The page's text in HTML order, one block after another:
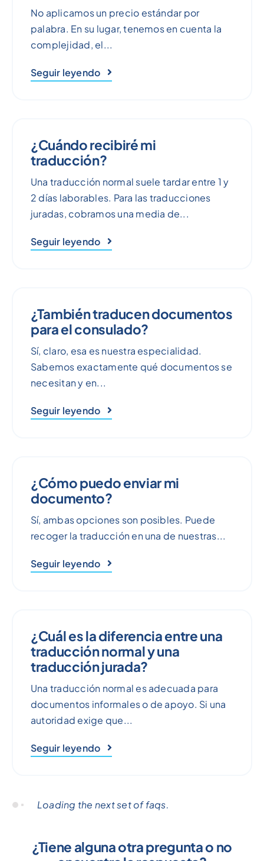
No aplicamos un precio estándar por
palabra. En su lugar, tenemos en cuenta la
complejidad, el...
Seguir leyendo
¿Cuándo recibiré mi
traducción?
Una traducción normal suele tardar entre 1 y
2 días laborables. Para las traducciones
juradas, cobramos una media de...
Seguir leyendo
¿También traducen documentos
para el consulado?
Sí, claro, esa es nuestra especialidad.
Sabemos exactamente qué documentos se
necesitan y en...
Seguir leyendo
¿Cómo puedo enviar mi
documento?
Sí, ambas opciones son posibles. Puede
recoger la traducción en una de nuestras...
Seguir leyendo
¿Cuál es la diferencia entre una
traducción normal y una
traducción jurada?
Una traducción normal es adecuada para
documentos informales o de apoyo. Si una
autoridad exige que...
Seguir leyendo
Loading the next set of faqs.
¿Tiene alguna otra pregunta o no